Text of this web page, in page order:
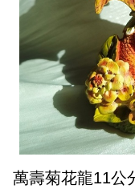
萬壽菊花龍11公